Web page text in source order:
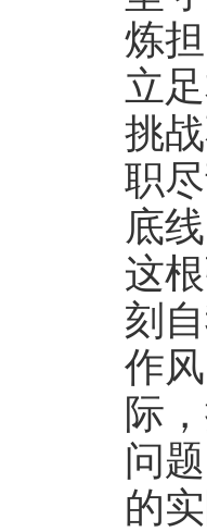
炼
立
挑
职
底
这
刻
作
际
问
的